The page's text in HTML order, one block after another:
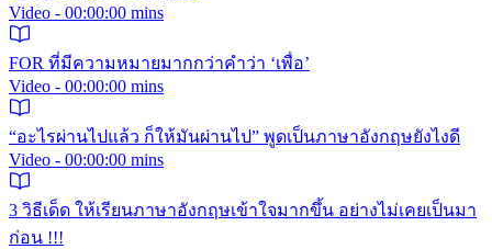
Video - 00:00:00 mins
FOR ที่มีความหมายมากกว่าคำว่า ‘เพื่อ’
Video - 00:00:00 mins
“อะไรผ่านไปแล้ว ก็ให้มันผ่านไป” พูดเป็นภาษาอังกฤษยังไงดี
Video - 00:00:00 mins
3 วิธีเด็ด ให้เรียนภาษาอังกฤษเข้าใจมากขึ้น อย่างไม่เคยเป็นมา
ก่อน !!!